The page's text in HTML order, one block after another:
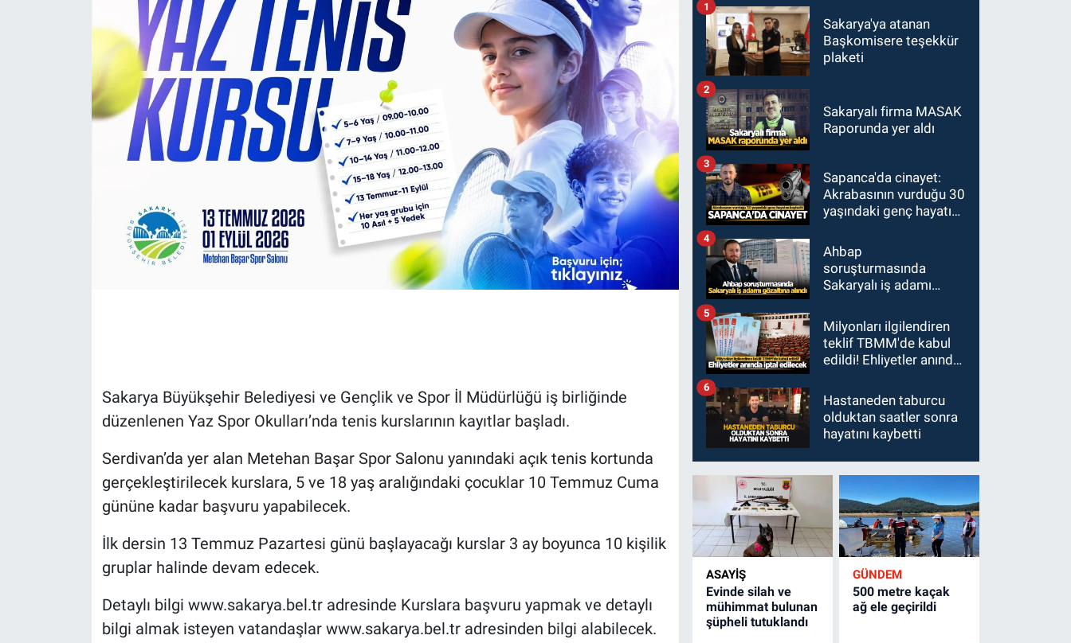
Sakarya Büyükşehir Belediyesi ve Gençlik ve Spor İl Müdürlüğü iş birliğinde
düzenlenen Yaz Spor Okulları’nda tenis kurslarının kayıtlar başladı.
Serdivan’da yer alan Metehan Başar Spor Salonu yanındaki açık tenis kortunda
gerçekleştirilecek kurslara, 5 ve 18 yaş aralığındaki çocuklar 10 Temmuz Cuma
gününe kadar başvuru yapabilecek.
İlk dersin 13 Temmuz Pazartesi günü başlayacağı kurslar 3 ay boyunca 10 kişilik
gruplar halinde devam edecek.
Detaylı bilgi www.sakarya.bel.tr adresinde Kurslara başvuru yapmak ve detaylı
bilgi almak isteyen vatandaşlar www.sakarya.bel.tr adresinden bilgi alabilecek.
Sakarya'ya atanan
Başkomisere teşekkür
plaketi
1
Sakaryalı firma MASAK
Raporunda yer aldı
2
Sapanca'da cinayet:
Akrabasının vurduğu 30
yaşındaki genç hayatını
3
Ahbap
soruşturmasında
Sakaryalı iş adamı
4
Milyonları ilgilendiren
teklif TBMM'de kabul
edildi! Ehliyetler anında
5
Hastaneden taburcu
olduktan saatler sonra
hayatını kaybetti
6
ASAYİŞ
Evinde silah ve
mühimmat bulunan
şüpheli tutuklandı
GÜNDEM
500 metre kaçak
ağ ele geçirildi
EĞİTİM
MAGAZİN
ÖZEL HABER
HALK54 PANORAMA